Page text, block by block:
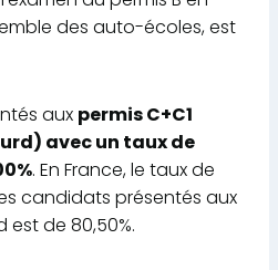
des auto-écoles, est
aux permis C+C1
avec un taux de
. En France, le taux de
candidats présentés aux
est de 80,50%.